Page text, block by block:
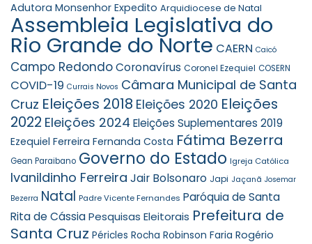
Adutora Monsenhor Expedito Arquidiocese de Natal
Assembleia Legislativa do
Rio Grande do Norte CAERN Caicó
Campo RedondoCoronavírus Coronel Ezequiel COSERN
COVID-19 Currais Novos Câmara Municipal de Santa
Cruz Eleições 2018 Eleições 2020 Eleições
2022 Eleições 2024 Eleições Suplementares 2019
Ezequiel Ferreira Fernanda Costa Fátima Bezerra
Gean Paraibano Governo do Estado Igreja Católica
Ivanildinho Ferreira Jair Bolsonaro Japi Jaçanã Josemar
Bezerra Natal Padre Vicente Fernandes Paróquia de Santa
Rita de CássiaPesquisas Eleitorais Prefeitura de
Santa Cruz Péricles Rocha Robinson Faria Rogério